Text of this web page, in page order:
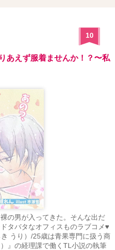
10
あえず服着ませんか！？〜私
の男が入ってきた。そんな出だ
タバタなオフィスものラブコメ♥
うり）/25歳は青果専門に扱う商
』の経理課で働くTL小説の執筆